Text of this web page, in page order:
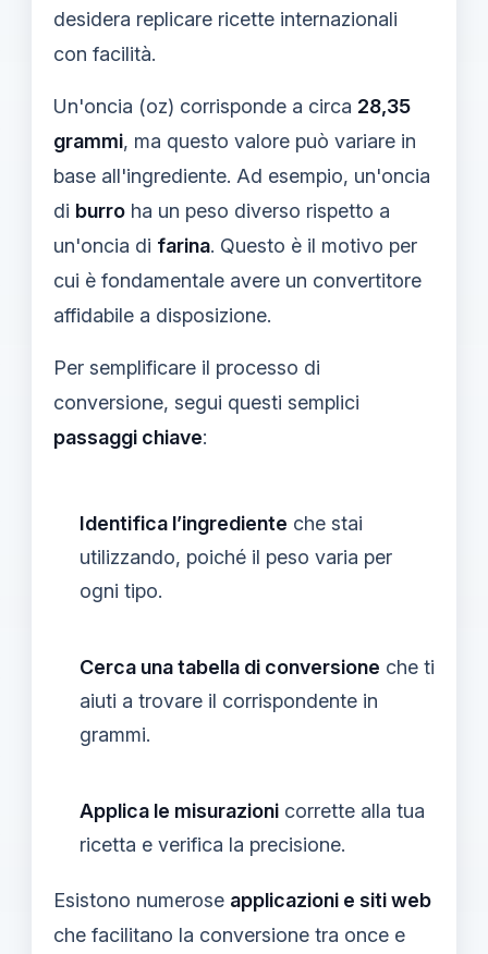
desidera replicare ricette internazionali
con facilità.
Un'oncia (oz) corrisponde a circa 28,35
grammi, ma questo valore può variare in
base all'ingrediente. Ad esempio, un'oncia
di burro ha un peso diverso rispetto a
un'oncia di farina. Questo è il motivo per
cui è fondamentale avere un convertitore
affidabile a disposizione.
Per semplificare il processo di
conversione, segui questi semplici
passaggi chiave:
Identifica l’ingrediente che stai
utilizzando, poiché il peso varia per
ogni tipo.
Cerca una tabella di conversione che ti
aiuti a trovare il corrispondente in
grammi.
Applica le misurazioni corrette alla tua
ricetta e verifica la precisione.
Esistono numerose applicazioni e siti web
che facilitano la conversione tra once e